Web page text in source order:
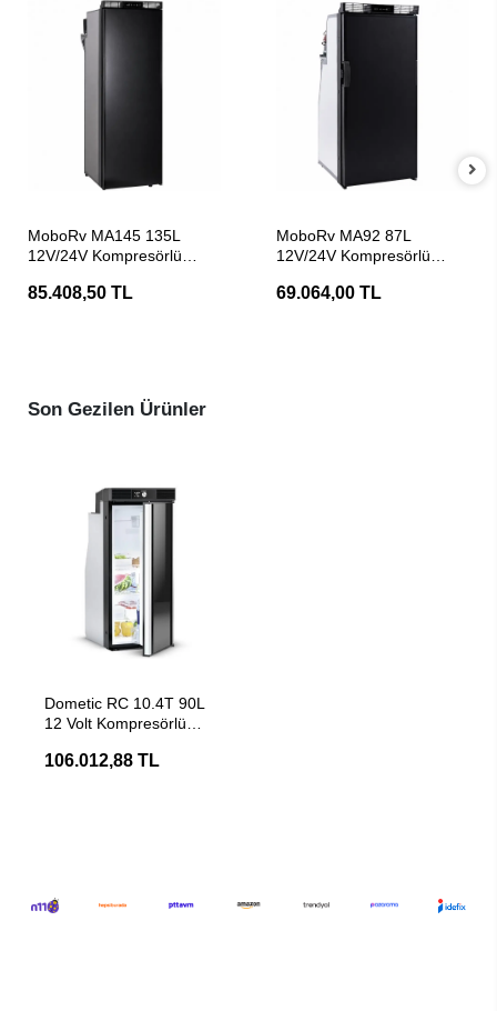
MoboRv MA145 135L
12V/24V Kompresörlü
85.408,50 TL
MoboRv MA92 87L
12V/24V Kompresörlü
69.064,00 TL
Son Gezilen Ürünler
Dometic RC 10.4T 90L
12 Volt Kompresörlü
106.012,88 TL